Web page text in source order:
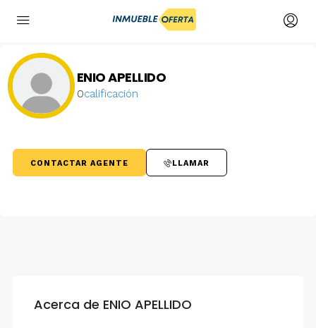
ENIO APELLIDO
0calificación
CONTACTAR AGENTE LLAMAR
Acerca de ENIO APELLIDO